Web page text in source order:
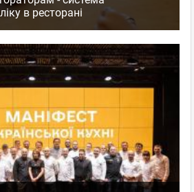
в ресторані